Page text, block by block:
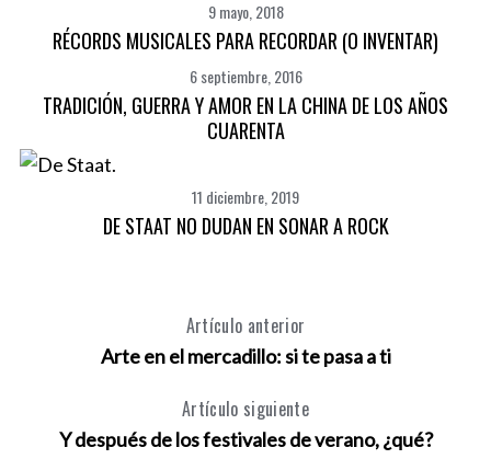
9 mayo, 2018
RÉCORDS MUSICALES PARA RECORDAR (O INVENTAR)
6 septiembre, 2016
TRADICIÓN, GUERRA Y AMOR EN LA CHINA DE LOS AÑOS
CUARENTA
11 diciembre, 2019
DE STAAT NO DUDAN EN SONAR A ROCK
Artículo anterior
Arte en el mercadillo: si te pasa a ti
Artículo siguiente
Y después de los festivales de verano, ¿qué?